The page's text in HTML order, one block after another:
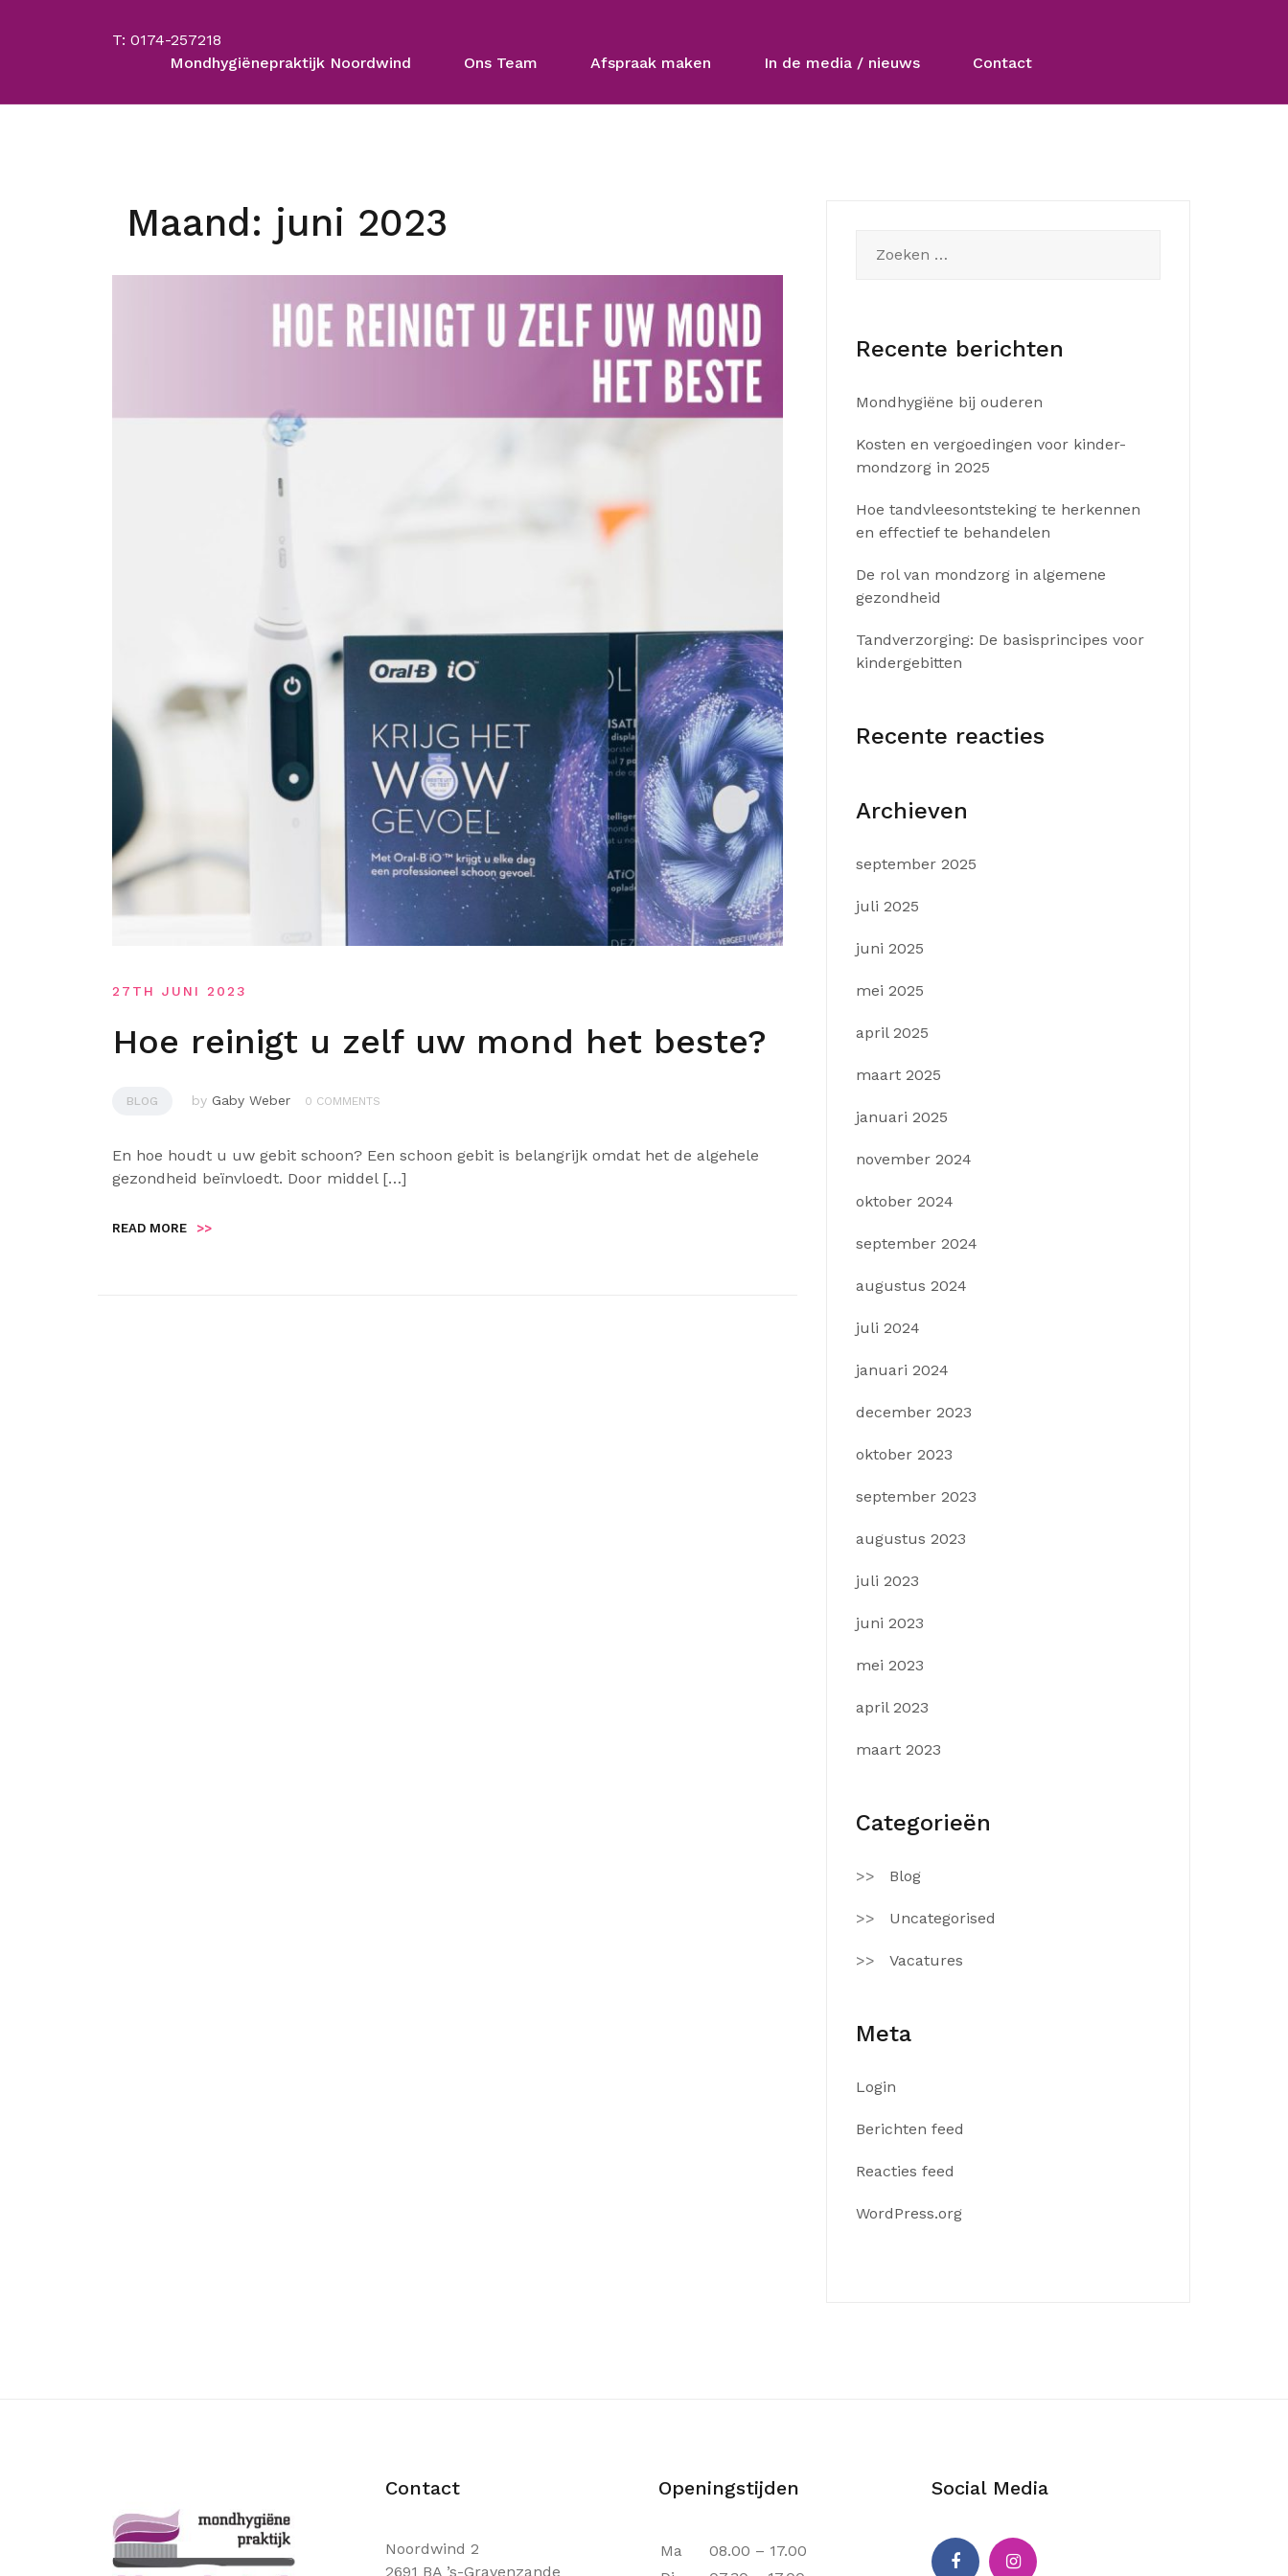
T: 0174-257218
Mondhygiënepraktijk Noordwind
Ons Team Afspraak maken In de media / nieuws Contact
Maand: juni 2023
27TH JUNI 2023
Hoe reinigt u zelf uw mond het beste?
BLOG by Gaby Weber 0 COMMENTS
En hoe houdt u uw gebit schoon? Een schoon gebit is belangrijk omdat het de algehele
gezondheid beïnvloedt. Door middel […]
READ MORE >>
naar:
Recente berichten
Mondhygiëne bij ouderen
Kosten en vergoedingen voor kinder-
mondzorg in 2025
Hoe tandvleesontsteking te herkennen
en effectief te behandelen
De rol van mondzorg in algemene
gezondheid
Tandverzorging: De basisprincipes voor
kindergebitten
Recente reacties
Archieven
september 2025
juli 2025
juni 2025
mei 2025
april 2025
maart 2025
januari 2025
november 2024
oktober 2024
september 2024
augustus 2024
juli 2024
januari 2024
december 2023
oktober 2023
september 2023
augustus 2023
juli 2023
juni 2023
mei 2023
april 2023
maart 2023
Categorieën
Blog
Uncategorised
Vacatures
Meta
Login
Berichten feed
Reacties feed
WordPress.org
Contact
Noordwind 2
2691 BA ’s-Gravenzande
Openingstijden
Ma
08.00 – 17.00
Social Media